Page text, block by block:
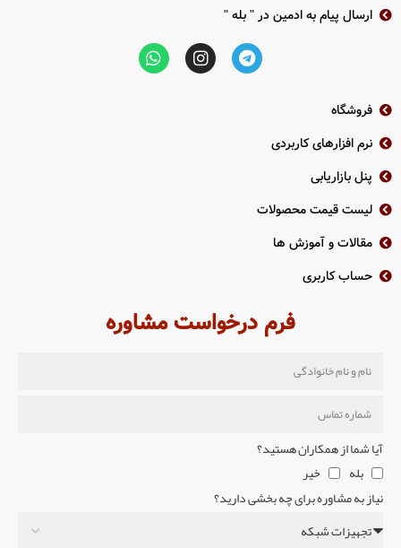
ارسال پیام به ادمین در " بله "
فروشگاه
نرم افزارهای کاربردی
پنل بازاریابی
لیست قیمت محصولات
مقالات و آموزش ها
حساب کاربری
فرم درخواست مشاوره
آیا شما از همکاران هستید؟
بله
خیر
نیاز به مشاوره برای چه بخشی دارید؟